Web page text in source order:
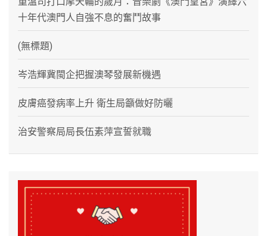
十年代澳門人自強不息的奮鬥故事
(無標題)
岑浩輝冀閩企把握澳琴發展新機遇
皮膚癌發病率上升 衛生局籲做好防曬
治安警察局局長伍素萍宣誓就職